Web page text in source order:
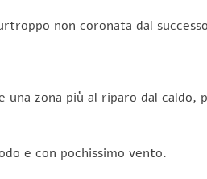
non coronata dal
zona più al riparo dal
e con pochissimo vento.